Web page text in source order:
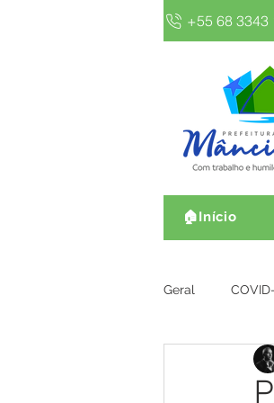
+55 68 3343
🏠Início
Geral
Gestão e